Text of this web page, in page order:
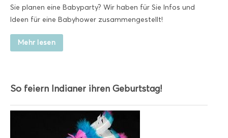
Sie planen eine Babyparty? Wir haben für Sie Infos und
Ideen für eine Babyhower zusammengestellt!
Mehr lesen
So feiern Indianer ihren Geburtstag!